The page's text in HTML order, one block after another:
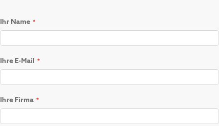
Ihr Name
Ihre E-Mail
Ihre Firma